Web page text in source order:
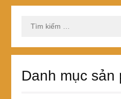
kiếm
Danh mục sản